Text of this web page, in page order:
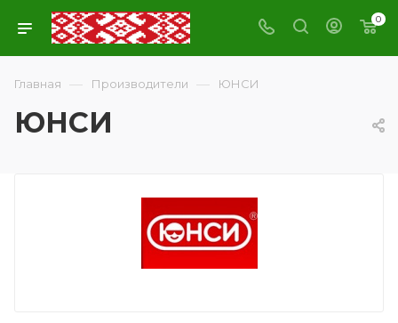
0
Главная — Производители — ЮНСИ
ЮНСИ